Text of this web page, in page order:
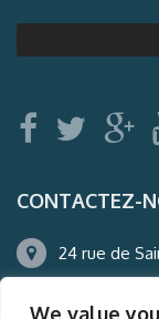
We value
CONTACTEZ-
24 rue de